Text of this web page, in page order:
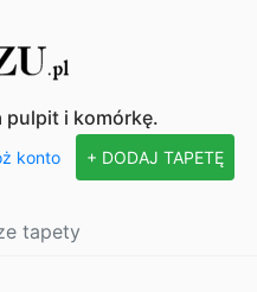
pulpit i komórkę.
konto + DODAJ TAPETĘ
tapety